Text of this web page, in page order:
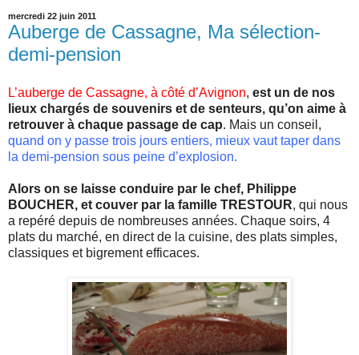
mercredi 22 juin 2011
Auberge de Cassagne, Ma sélection-
demi-pension
L’auberge de Cassagne, à côté d’Avignon, est un de nos
lieux chargés de souvenirs et de senteurs, qu’on aime à
retrouver à chaque passage de cap. Mais un conseil,
quand on y passe trois jours entiers, mieux vaut taper dans
la demi-pension sous peine d’explosion.
Alors on se laisse conduire par le chef, Philippe
BOUCHER, et couver par la famille TRESTOUR, qui nous
a repéré depuis de nombreuses années. Chaque soirs, 4
plats du marché, en direct de la cuisine, des plats simples,
classiques et bigrement efficaces.